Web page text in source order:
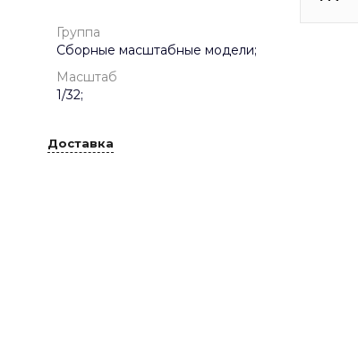
Группа
Сборные масштабные модели;
Масштаб
1/32;
Доставка